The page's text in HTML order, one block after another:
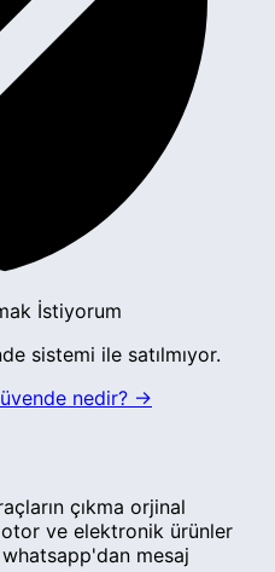
İstiyorum
sistemi ile satılmıyor.
nedir? →
çıkma orjinal
ve elektronik ürünler
mesaj